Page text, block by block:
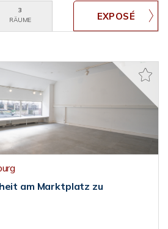
3
RÄUME
am Marktplatz zu